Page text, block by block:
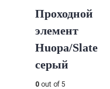
Проходной
элемент
Huopa/Slate
серый
0 out of 5